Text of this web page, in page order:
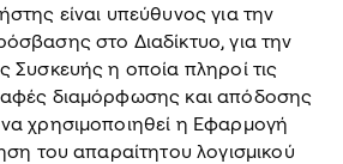
είναι υπεύθυνος για την
στο Διαδίκτυο, για την
Συσκευής η οποία πληροί τις
διαμόρφωσης και απόδοσης
χρησιμοποιηθεί η Εφαρμογή
του απαραίτητου λογισμικού